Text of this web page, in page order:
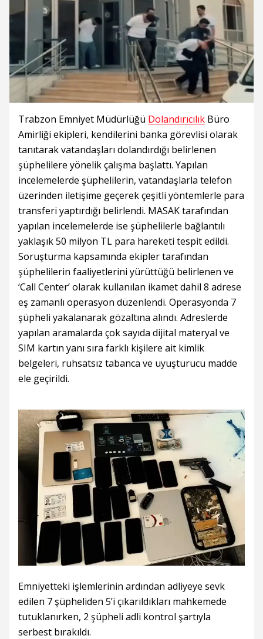
Trabzon Emniyet Müdürlüğü Dolandırıcılık Büro
Amirliği ekipleri, kendilerini banka görevlisi olarak
tanıtarak vatandaşları dolandırdığı belirlenen
şüphelilere yönelik çalışma başlattı. Yapılan
incelemelerde şüphelilerin, vatandaşlarla telefon
üzerinden iletişime geçerek çeşitli yöntemlerle para
transferi yaptırdığı belirlendi. MASAK tarafından
yapılan incelemelerde ise şüphelilerle bağlantılı
yaklaşık 50 milyon TL para hareketi tespit edildi.
Soruşturma kapsamında ekipler tarafından
şüphelilerin faaliyetlerini yürüttüğü belirlenen ve
‘Call Center’ olarak kullanılan ikamet dahil 8 adrese
eş zamanlı operasyon düzenlendi. Operasyonda 7
şüpheli yakalanarak gözaltına alındı. Adreslerde
yapılan aramalarda çok sayıda dijital materyal ve
SIM kartın yanı sıra farklı kişilere ait kimlik
belgeleri, ruhsatsız tabanca ve uyuşturucu madde
ele geçirildi.
Emniyetteki işlemlerinin ardından adliyeye sevk
edilen 7 şüpheliden 5’i çıkarıldıkları mahkemede
tutuklanırken, 2 şüpheli adli kontrol şartıyla
serbest bırakıldı.